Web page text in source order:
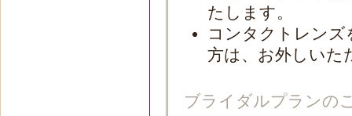
たします。
コンタクトレン
方は、お外しいた
ブライダルプランの